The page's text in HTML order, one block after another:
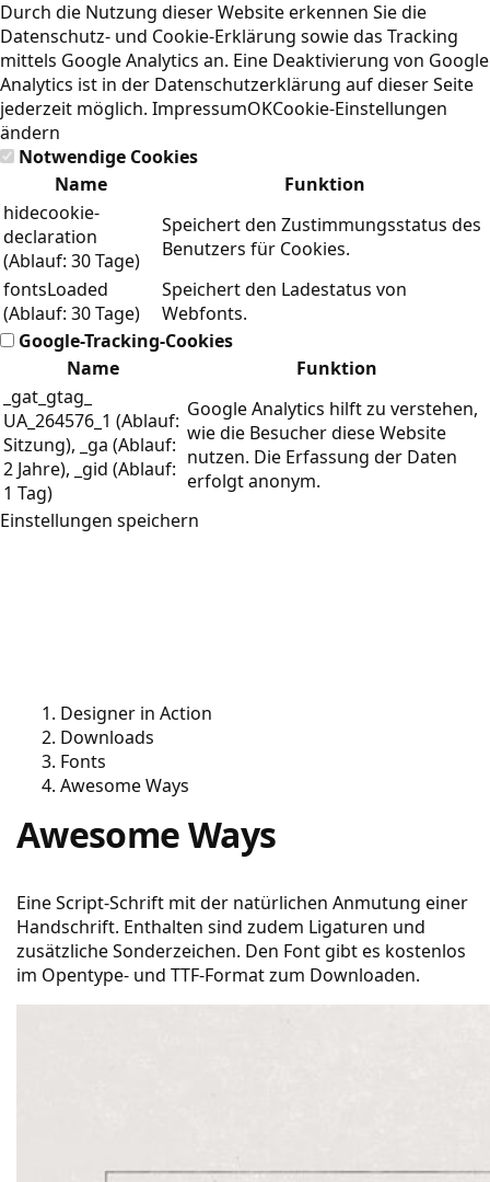
Durch die Nutzung dieser Website erkennen Sie die
Datenschutz- und Cookie-Erklärung sowie das Tracking
mittels Google Analytics an. Eine Deaktivierung von Google
Analytics ist in der Datenschutzerklärung auf dieser Seite
jederzeit möglich. ImpressumOKCookie-Einstellungen
ändern
Notwendige Cookies
Name
Funktion
hidecookie-
declaration
(Ablauf: 30 Tage)
Speichert den Zustimmungsstatus des
Benutzers für Cookies.
fontsLoaded
(Ablauf: 30 Tage)
Speichert den Ladestatus von
Webfonts.
Google-Tracking-Cookies
Name
Funktion
_gat_gtag_
UA_264576_1 (Ablauf:
Sitzung), _ga (Ablauf:
2 Jahre), _gid (Ablauf:
1 Tag)
Google Analytics hilft zu verstehen,
wie die Besucher diese Website
nutzen. Die Erfassung der Daten
erfolgt anonym.
Einstellungen speichern
Designer in Action
Downloads
Fonts
Awesome Ways
Awesome Ways
Eine Script-Schrift mit der natürlichen Anmutung einer
Handschrift. Enthalten sind zudem Ligaturen und
zusätzliche Sonderzeichen. Den Font gibt es kostenlos
im Opentype- und TTF-Format zum Downloaden.